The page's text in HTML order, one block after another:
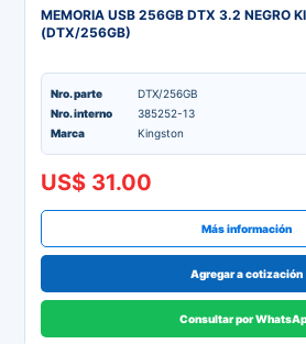
MEMORIA USB 256GB DTX 3.2 NEGRO
(DTX/256GB)
Nro. parte
DTX/256GB
Nro. interno
385252-13
Marca
Kingston
US$ 31.00
Más información
Agregar a cotización
Consultar por